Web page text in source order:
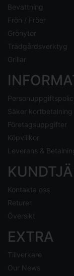
Bevattning
Frön / Fröer
Grönytor
Trädgårdsverktyg
Grillar
Säker kortbetalning
Företagsuppgifter
Köpvillkor
Leverans &
Kontakta oss
Returer
Översikt
EXTRA
Tillverkare
Our News